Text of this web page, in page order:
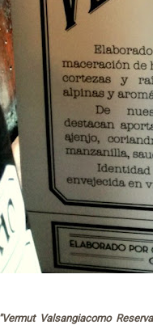
"Vermut Valsangiacomo